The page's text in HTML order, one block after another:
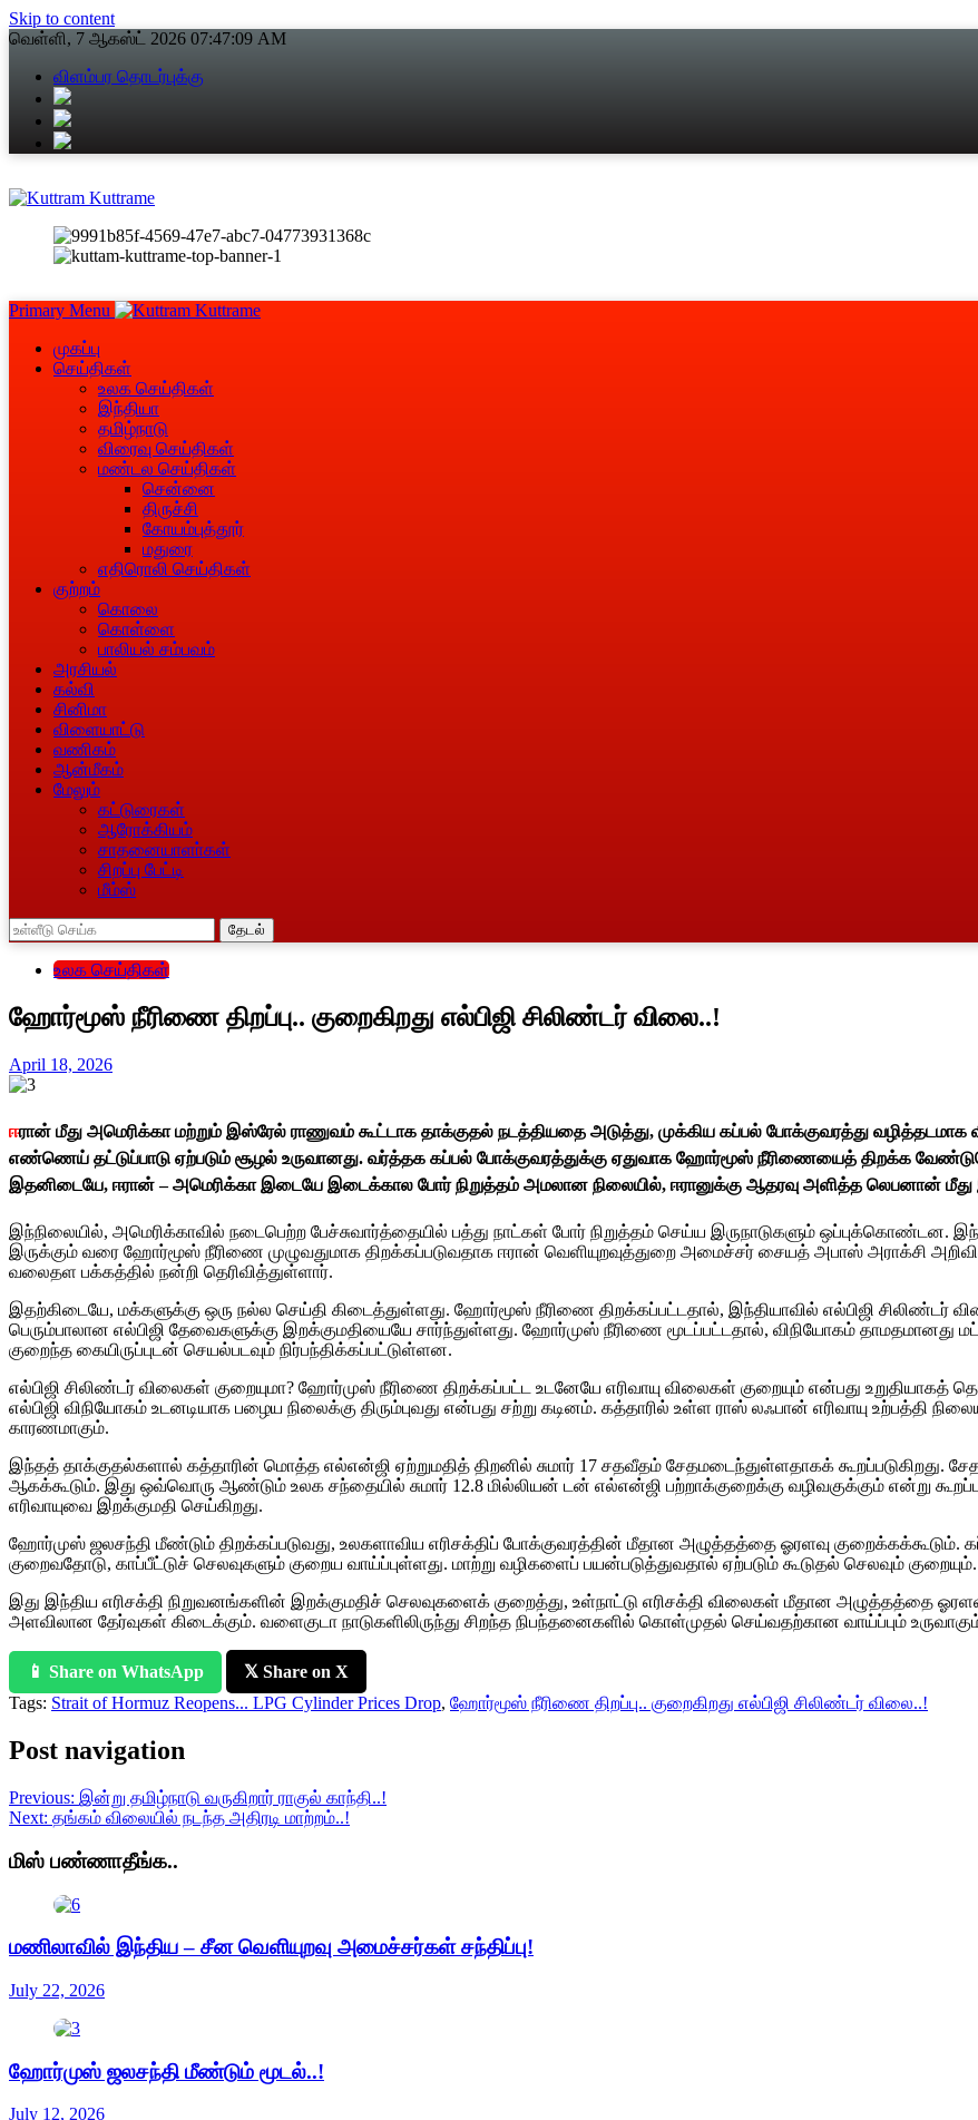
Skip to content
வெள்ளி, 7 ஆகஸ்ட் 2026 07:47:10 AM
விளம்பர தொடர்புக்கு
Primary Menu
முகப்பு
செய்திகள்
உலக செய்திகள்
இந்தியா
தமிழ்நாடு
விரைவு செய்திகள்
மண்டல செய்திகள்
சென்னை
திருச்சி
கோயம்புத்தூர்
மதுரை
எதிரொலி செய்திகள்
குற்றம்
கொலை
கொள்ளை
பாலியல் சம்பவம்
அரசியல்
கல்வி
சினிமா
விளையாட்டு
வணிகம்
ஆன்மீகம்
மேலும்
கட்டுரைகள்
ஆரோக்கியம்
சாதனையாளா்கள்
சிறப்பு பேட்டி
மீம்ஸ்
தேடல்
உலக செய்திகள்
ஹோர்மூஸ் நீரிணை திறப்பு.. குறைகிறது எல்பிஜி சிலிண்டர் விலை..!
April 18, 2026
ஈரான் மீது அமெரிக்கா மற்றும் இஸ்ரேல் ராணுவம் கூட்டாக தாக்குதல் நடத்தியதை அடுத்து, முக்கிய கப்பல் போக்குவரத்து
எண்ணெய் தட்டுப்பாடு ஏற்படும் சூழல் உருவானது. வர்த்தக கப்பல் போக்குவரத்துக்கு ஏதுவாக ஹோர்மூஸ் நீரிணையைத் திறக்க
இதனிடையே, ஈரான் – அமெரிக்கா இடையே இடைக்கால போர் நிறுத்தம் அமலான நிலையில், ஈரானுக்கு ஆதரவு அளித்த லெபனான்
இந்நிலையில், அமெரிக்காவில் நடைபெற்ற பேச்சுவார்த்தையில் பத்து நாட்கள் போர் நிறுத்தம் செய்ய இருநாடுகளும் ஒப்புக்கொண்டன.
இருக்கும் வரை ஹோர்மூஸ் நீரிணை முழுவதுமாக திறக்கப்படுவதாக ஈரான் வெளியுறவுத்துறை அமைச்சர் சையத் அபாஸ் அராக்சி
வலைதள பக்கத்தில் நன்றி தெரிவித்துள்ளார்.
இதற்கிடையே, மக்களுக்கு ஒரு நல்ல செய்தி கிடைத்துள்ளது. ஹோர்மூஸ் நீரிணை திறக்கப்பட்டதால், இந்தியாவில் எல்பிஜி சிலிண்டர்
பெரும்பாலான எல்பிஜி தேவைகளுக்கு இறக்குமதியையே சார்ந்துள்ளது. ஹோர்முஸ் நீரிணை மூடப்பட்டதால், விநியோகம் தாமதமானது
குறைந்த கையிருப்புடன் செயல்படவும் நிர்பந்திக்கப்பட்டுள்ளன.
எல்பிஜி சிலிண்டர் விலைகள் குறையுமா? ஹோர்முஸ் நீரிணை திறக்கப்பட்ட உடனேயே எரிவாயு விலைகள் குறையும் என்பது
எல்பிஜி விநியோகம் உடனடியாக பழைய நிலைக்கு திரும்புவது என்பது சற்று கடினம். கத்தாரில் உள்ள ராஸ் லஃபான் எரிவாயு உற்பத்தி
காரணமாகும்.
இந்தத் தாக்குதல்களால் கத்தாரின் மொத்த எல்என்ஜி ஏற்றுமதித் திறனில் சுமார் 17 சதவீதம் சேதமடைந்துள்ளதாகக்
ஆகக்கூடும். இது ஒவ்வொரு ஆண்டும் உலக சந்தையில் சுமார் 12.8 மில்லியன் டன் எல்என்ஜி பற்றாக்குறைக்கு வழிவகுக்கும் என்று
எரிவாயுவை இறக்குமதி செய்கிறது.
ஹோர்முஸ் ஜலசந்தி மீண்டும் திறக்கப்படுவது, உலகளாவிய எரிசக்திப் போக்குவரத்தின் மீதான அழுத்தத்தை ஓரளவு குறைக்கக்கூடும்.
குறைவதோடு, காப்பீட்டுச் செலவுகளும் குறைய வாய்ப்புள்ளது. மாற்று வழிகளைப் பயன்படுத்துவதால் ஏற்படும் கூடுதல் செலவும் குறையும்.
இது இந்திய எரிசக்தி நிறுவனங்களின் இறக்குமதிச் செலவுகளைக் குறைத்து, உள்நாட்டு எரிசக்தி விலைகள் மீதான அழுத்தத்தை
அளவிலான தேர்வுகள் கிடைக்கும். வளைகுடா நாடுகளிலிருந்து சிறந்த நிபந்தனைகளில் கொள்முதல் செய்வதற்கான வாய்ப்பும்
📱 Share on WhatsApp
𝕏 Share on X
Tags: Strait of Hormuz Reopens... LPG Cylinder Prices Drop, ஹோர்மூஸ் நீரிணை திறப்பு.. குறைகிறது எல்பிஜி சிலிண்டர் விலை..!
Post navigation
Previous: இன்று தமிழ்நாடு வருகிறார் ராகுல் காந்தி..!
Next: தங்கம் விலையில் நடந்த அதிரடி மாற்றம்..!
மிஸ் பண்ணாதீங்க..
மணிலாவில் இந்திய – சீன வெளியுறவு அமைச்சர்கள் சந்திப்பு!
July 22, 2026
ஹோர்முஸ் ஜலசந்தி மீண்டும் மூடல்..!
July 12, 2026